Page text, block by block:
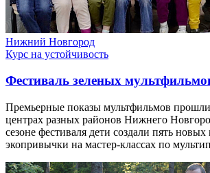
Нижний Новгород
Курс на устойчивость
Фестиваль зеленых
Премьерные показы мультфильмов прошли
центрах разных районов Нижнего
сезоне фестиваля дети создали пять
экопривычки на мастер-классах по